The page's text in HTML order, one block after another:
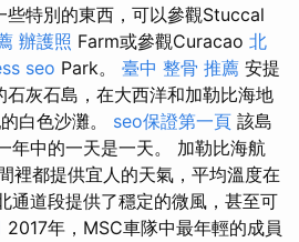
些特別的東西，可以參觀Stuccal
辦護照 Farm或參觀Curacao 北
seo Park。 臺中 整骨 推薦 安提
灰石島，在大西洋和加勒比海地
白色沙灘。 seo保證第一頁 該島
年中的一天是一天。 加勒比海航
裡都提供宜人的天氣，平均溫度在
通道段提供了穩定的微風，甚至可
2017年，MSC車隊中最年輕的成員